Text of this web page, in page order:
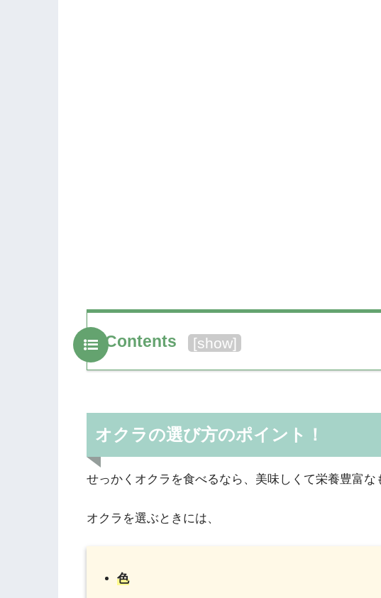
Contents [show]
オクラの選び方のポイント！
せっかくオクラを食べるなら、美味しくて栄養豊富な
オクラを選ぶときには、
色